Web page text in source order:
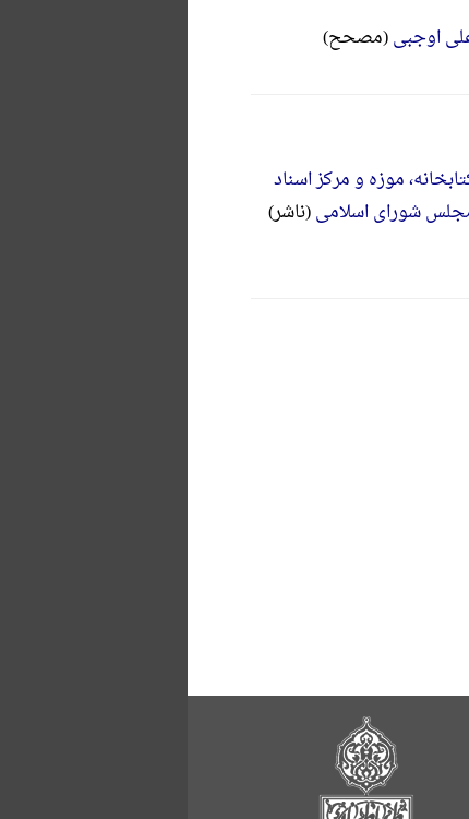
اوجبی(مصحح)
موزه و مرکز اسناد
شورای اسلامی(ناشر)